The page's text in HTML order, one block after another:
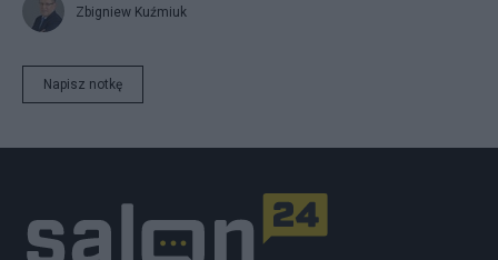
Zbigniew Kuźmiuk
Napisz notkę